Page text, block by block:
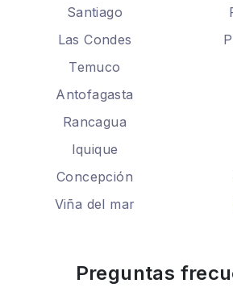
Santiago
Las Condes
Temuco
Antofagasta
Rancagua
Iquique
Concepción
Viña del mar
Preguntas